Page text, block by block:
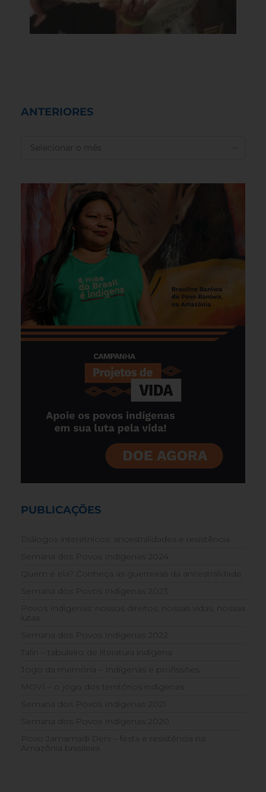
ANTERIORES
PUBLICAÇÕES
Diálogos interétnicos: ancestralidades e resistência
Semana dos Povos Indígenas 2024
Quem é ela? Conheça as guerreiras da ancestralidade
Semana dos Povos Indígenas 2023
Povos Indígenas: nossos direitos, nossas vidas, nossas
lutas
Semana dos Povos Indígenas 2022
Talin – tabuleiro de literatura indígena
Jogo da memória – Indígenas e profissões
MOVÍ – o jogo dos territórios indígenas
Semana dos Povos Indígenas 2021
Semana dos Povos Indígenas 2020
Povo Jamamadi Deni – festa e resistência na
Amazônia brasileira